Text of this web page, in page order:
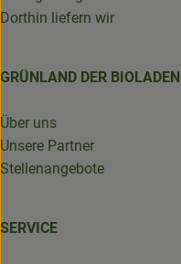
Dorthin liefern wir
GRÜNLAND DER BIOLADEN
Über uns
Unsere Partner
Stellenangebote
SERVICE